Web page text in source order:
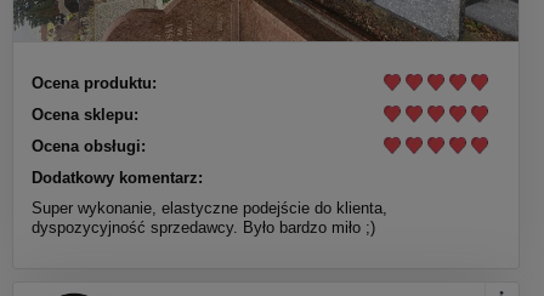
Ocena produktu:
Ocena sklepu:
Ocena obsługi:
Dodatkowy komentarz:
Super wykonanie, elastyczne podejście do klienta,
dyspozycyjność sprzedawcy. Było bardzo miło ;)